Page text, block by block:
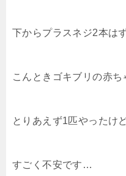
下からプラスネジ2本は
こんときゴキブリの赤
とりあえず1匹やったけ
すごく不安です…